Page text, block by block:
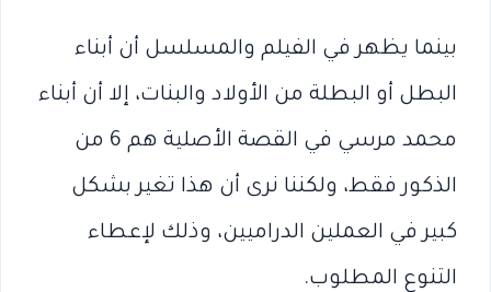
بينما يظهر في الفيلم والمسلسل أن أبناء
البطل أو البطلة من الأولاد والبنات، إلا أن أبناء
محمد مرسي في القصة الأصلية هم 6 من
الذكور فقط، ولكننا نرى أن هذا تغير بشكل
كبير في العملين الدراميين، وذلك لإعطاء
التنوع المطلوب.